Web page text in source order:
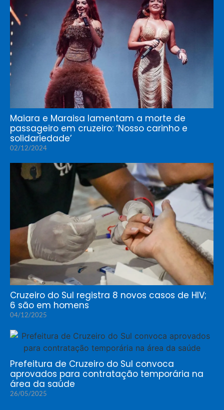
Maiara e Maraisa lamentam a morte de
passageiro em cruzeiro: ‘Nosso carinho e
solidariedade’
02/12/2024
Cruzeiro do Sul registra 8 novos casos de HIV;
6 são em homens
04/12/2025
Prefeitura de Cruzeiro do Sul convoca
aprovados para contratação temporária na
área da saúde
26/05/2025